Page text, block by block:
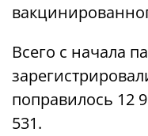
Всего с начала
поправилось 12
531.